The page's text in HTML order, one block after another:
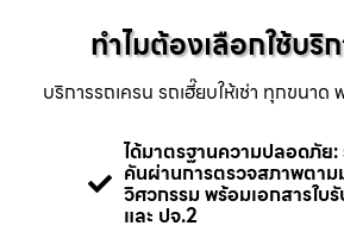
ทำไมต้องเลือกใช้บริ
บริการรถเครน รถเฮี๊ยบให้เช่า ทุกขนา
ได้มาตรฐานความปลอดภัย:
คันผ่านการตรวจสภาพตาม
วิศวกรรม พร้อมเอกสารใบ
และ ปจ.2